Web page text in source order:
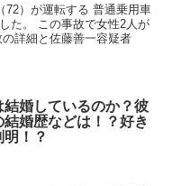
72）が運転する 普通乗用車
た。 この事故で女性2人が
詳細と佐藤善一容疑者
結婚しているのか？彼
婚歴などは！？好き
！？